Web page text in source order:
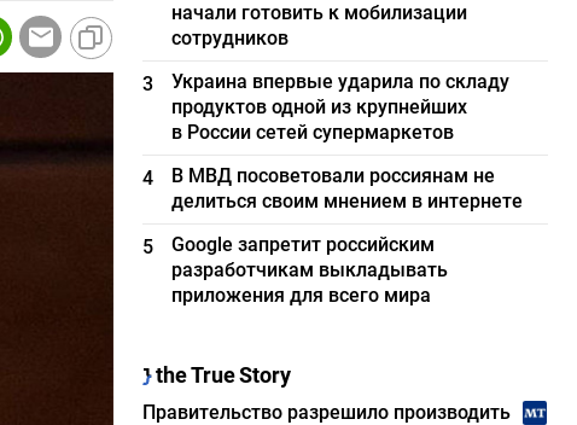
начали готовить к мобилизации
сотрудников
3
Украина впервые ударила по складу
продуктов одной из крупнейших
в России сетей супермаркетов
4
В МВД посоветовали россиянам не
делиться своим мнением в интернете
5
Google запретит российским
разработчикам выкладывать
приложения для всего мира